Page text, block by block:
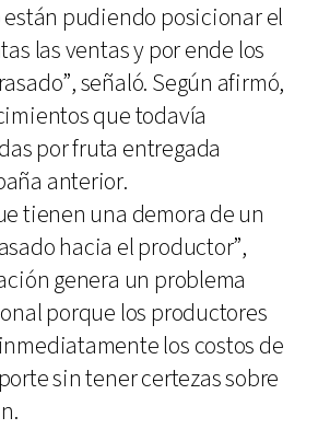
están pudiendo posicionar el
las ventas y por ende los
señaló. Según afirmó,
que todavía
por fruta entregada
anterior.
tienen una demora de un
hacia el productor”,
genera un problema
porque los productores
los costos de
sin tener certezas sobre